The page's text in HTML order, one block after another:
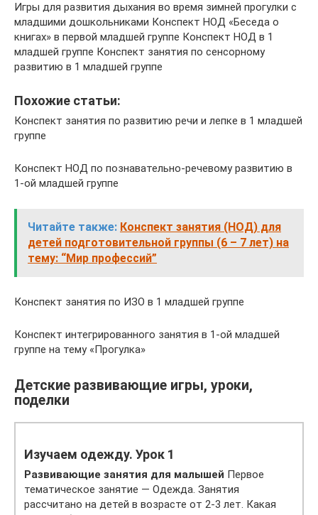
Игры для развития дыхания во время зимней прогулки с
младшими дошкольниками Конспект НОД «Беседа о
книгах» в первой младшей группе Конспект НОД в 1
младшей группе Конспект занятия по сенсорному
развитию в 1 младшей группе
Похожие статьи:
Конспект занятия по развитию речи и лепке в 1 младшей
группе
Конспект НОД по познавательно-речевому развитию в
1-ой младшей группе
Читайте также: Конспект занятия (НОД) для
детей подготовительной группы (6 – 7 лет) на
тему: “Мир профессий”
Конспект занятия по ИЗО в 1 младшей группе
Конспект интегрированного занятия в 1-ой младшей
группе на тему «Прогулка»
Детские развивающие игры, уроки,
поделки
Изучаем одежду. Урок 1
Развивающие занятия для малышей Первое
тематическое занятие — Одежда. Занятия
рассчитано на детей в возрасте от 2-3 лет. Какая